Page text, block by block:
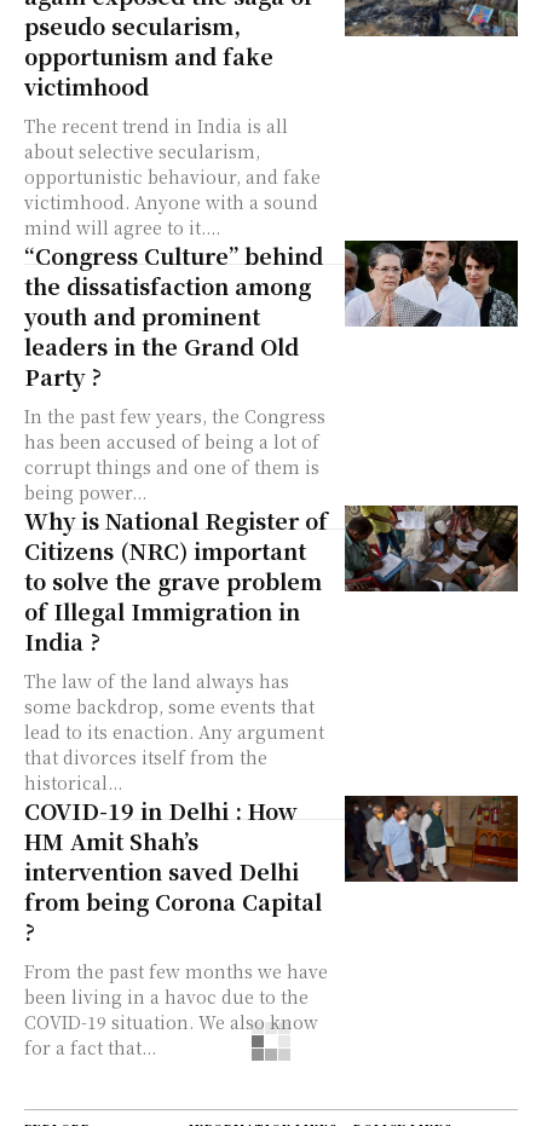
pseudo secularism,
opportunism and fake
victimhood
The recent trend in India is all
about selective secularism,
opportunistic behaviour, and fake
victimhood. Anyone with a sound
mind will agree to it....
“Congress Culture” behind
the dissatisfaction among
youth and prominent
leaders in the Grand Old
Party ?
In the past few years, the Congress
has been accused of being a lot of
corrupt things and one of them is
being power...
Why is National Register of
Citizens (NRC) important
to solve the grave problem
of Illegal Immigration in
India ?
The law of the land always has
some backdrop, some events that
lead to its enaction. Any argument
that divorces itself from the
historical...
COVID-19 in Delhi : How
HM Amit Shah’s
intervention saved Delhi
from being Corona Capital
?
From the past few months we have
been living in a havoc due to the
COVID-19 situation. We also know
for a fact that...